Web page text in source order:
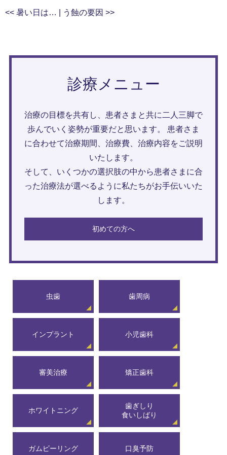
<< 暑い日は… う蝕の要因 >>
診療メニュー
治療の目標を共有し、患者さまと共に二人三脚で
歩んでいく姿勢が重要だと思います。 患者さま
に合わせて治療期間、治療費、治療内容をご説明
いたします。
そして、いくつかの選択肢の中から患者さまに合
った治療法が選べるように私たちがお手伝いいた
します。
初めての方へ
虫歯 歯周病
インプラント 小児歯科
審美治療 矯正歯科
ホワイトニング
歯ぎしり
食いしばり
ガムピーリング 口臭予防